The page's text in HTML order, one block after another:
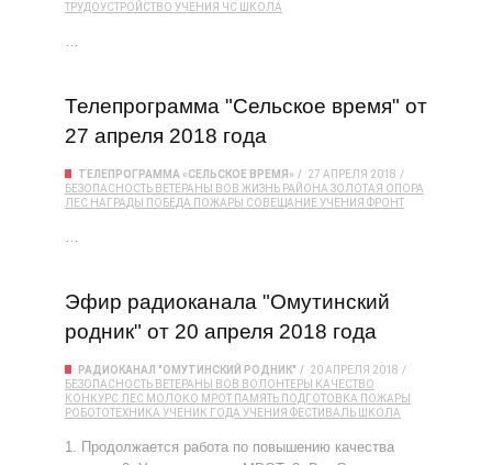
ТРУДОУСТРОЙСТВО УЧЕНИЯ ЧС ШКОЛА
…
Телепрограмма "Сельское время" от
27 апреля 2018 года
ТЕЛЕПРОГРАММА «СЕЛЬСКОЕ ВРЕМЯ»
27 АПРЕЛЯ 2018
БЕЗОПАСНОСТЬ ВЕТЕРАНЫ ВОВ ЖИЗНЬ РАЙОНА ЗОЛОТАЯ ОПОРА
ЛЕС НАГРАДЫ ПОБЕДА ПОЖАРЫ СОВЕЩАНИЕУЧЕНИЯ ФРОНТ
…
Эфир радиоканала "Омутинский
родник" от 20 апреля 2018 года
РАДИОКАНАЛ "ОМУТИНСКИЙ РОДНИК"
20 АПРЕЛЯ 2018
БЕЗОПАСНОСТЬ ВЕТЕРАНЫ ВОВ ВОЛОНТЕРЫ
КАЧЕСТВО
КОНКУРС ЛЕС МОЛОКО МРОТ ПАМЯТЬ ПОДГОТОВКА ПОЖАРЫ
РОБОТОТЕХНИКА УЧЕНИК ГОДА УЧЕНИЯ ФЕСТИВАЛЬ ШКОЛА
1. Продолжается работа по повышению качества